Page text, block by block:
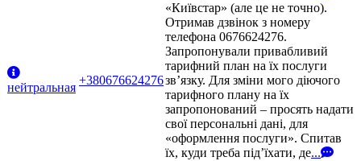
нейтральная
+380676624276
«Київстар» (але це не точно).
Отримав дзвінок з номеру
телефона 0676624276.
Запропонували привабливий
тарифний план на їх послуги
зв’язку. Для зміни мого діючого
тарифного плану на їх
запропонований – просять надати
свої персональні дані, для
«оформлення послуги». Спитав
їх, куди треба під’їхати, де...